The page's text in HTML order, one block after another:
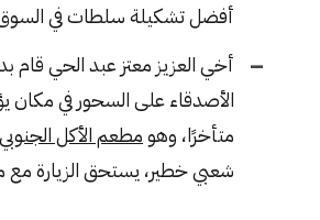
أفضل تشكيلة سلطات في
أخي العزيز معتز عبد الحي
الأصدقاء على السحور في مكان
متأخرًا، وهومطعم الأكل
شعبي خطير، يستحق الزيارة